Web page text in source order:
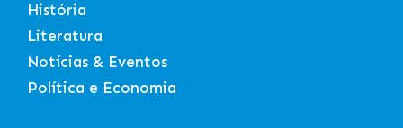
História
Literatura
Notícias & Eventos
Política e Economia